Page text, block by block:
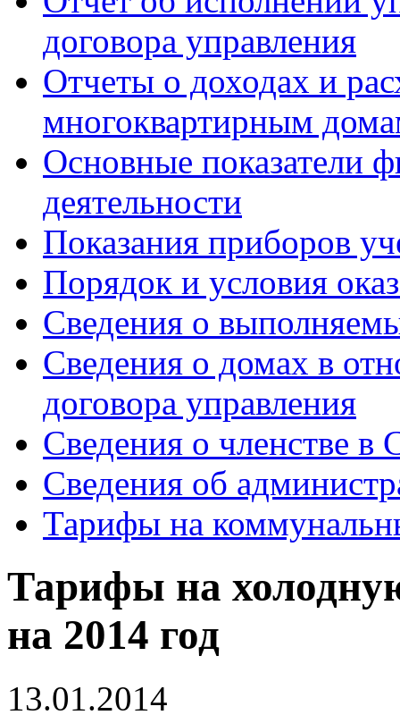
договора управления
Отчеты о доходах и
многоквартирным
Основные показатели
деятельности
Показания приборов
Порядок и условия
Сведения о
Сведения о домах в
договора управления
Сведения о членстве
Сведения об
Тарифы на
Тарифы на
на 2014 год
13.01.2014